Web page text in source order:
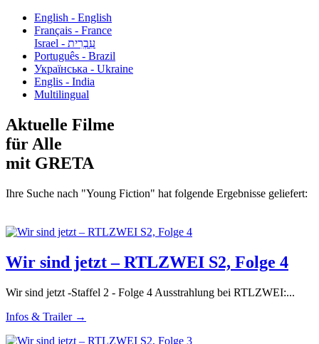
English - English
Français - France
עִבְרִית - Israel
Português - Brazil
Українська - Ukraine
Englis - India
Multilingual
Aktuelle Filme
für Alle
mit GRETA
Ihre Suche nach "Young Fiction" hat folgende Ergebnisse geliefert:
Wir sind jetzt – RTLZWEI S2, Folge 4
Wir sind jetzt -Staffel 2 - Folge 4 Ausstrahlung bei RTLZWEI:...
Infos & Trailer →